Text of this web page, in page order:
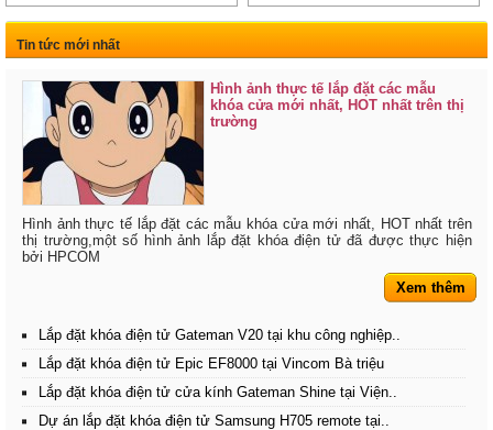
Tin tức mới nhất
Hình ảnh thực tế lắp đặt các mẫu
khóa cửa mới nhất, HOT nhất trên thị
trường
Hình ảnh thực tế lắp đặt các mẫu khóa cửa mới nhất, HOT nhất trên
thị trường,một số hình ảnh lắp đặt khóa điện tử đã được thực hiện
bởi HPCOM
Xem thêm
Lắp đặt khóa điện tử Gateman V20 tại khu công nghiệp..
Lắp đặt khóa điện tử Epic EF8000 tại Vincom Bà triệu
Lắp đặt khóa điện tử cửa kính Gateman Shine tại Viện..
Dự án lắp đặt khóa điện tử Samsung H705 remote tại..